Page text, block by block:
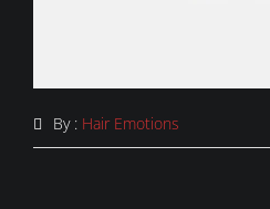
By : Hair Emotions